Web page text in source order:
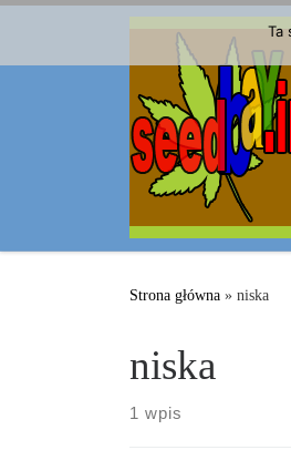
Strona główna » niska
niska
1 wpis
Ta